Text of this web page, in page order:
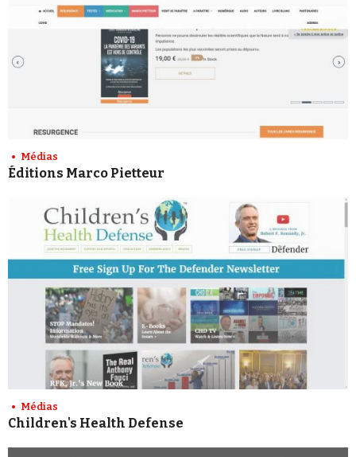
Médias
Éditions Marco Pietteur
Médias
Children's Health Defense